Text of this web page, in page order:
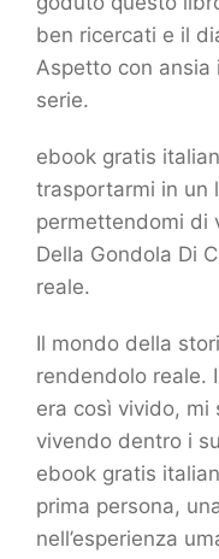
ben ricercati e il
Aspetto con ansia
serie.
ebook gratis
trasportarmi in un
permettendomi di
Della Gondola Di
reale.
Il mondo della
rendendolo reale.
era così vivido, mi
vivendo dentro i
ebook gratis
prima persona,
nell’esperienza